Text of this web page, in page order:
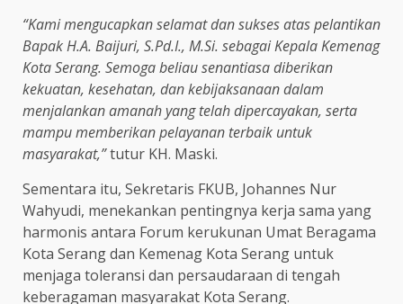
“Kami mengucapkan selamat dan sukses atas pelantikan
Bapak H.A. Baijuri, S.Pd.I., M.Si. sebagai Kepala Kemenag
Kota Serang. Semoga beliau senantiasa diberikan
kekuatan, kesehatan, dan kebijaksanaan dalam
menjalankan amanah yang telah dipercayakan, serta
mampu memberikan pelayanan terbaik untuk
masyarakat,”tutur KH. Maski.
Sementara itu, Sekretaris FKUB, Johannes Nur
Wahyudi, menekankan pentingnya kerja sama yang
harmonis antara Forum kerukunan Umat Beragama
Kota Serang dan Kemenag Kota Serang untuk
menjaga toleransi dan persaudaraan di tengah
keberagaman masyarakat Kota Serang.